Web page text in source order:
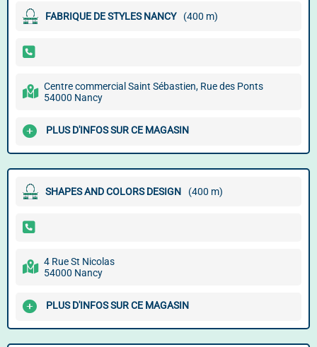
FABRIQUE DE STYLES NANCY (400 m)
Centre commercial Saint Sébastien, Rue des Ponts
54000 Nancy
PLUS D'INFOS SUR CE MAGASIN
SHAPES AND COLORS DESIGN (400 m)
4 Rue St Nicolas
54000 Nancy
PLUS D'INFOS SUR CE MAGASIN